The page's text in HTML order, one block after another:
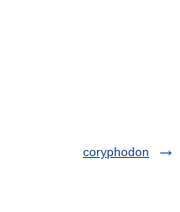
coryphodon